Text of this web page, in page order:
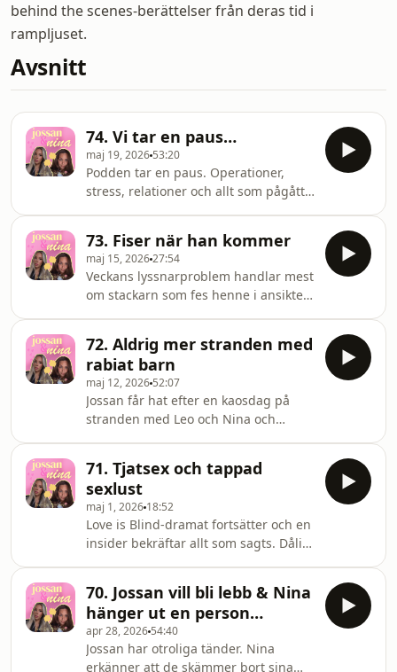
behind the scenes-berättelser från deras tid i
rampljuset.
Avsnitt
74. Vi tar en paus…
maj 19, 2026 53:20
Podden tar en paus. Operationer,
stress, relationer och allt som pågått
bankregler, barn som tar över hela
sängen och lyckan i att få sova ostört
en hel natt.Dessutom: en obehaglig
restaurangkväll som slutar i
ambulans, Smirnoff Ice-nostalgi,
kepsar från Ralph Lauren, Eurovision-
besvikelse, minipiller, dåliga läkare,
shoppin
73. Fiser när han kommer
maj 15, 202627:54
Veckans lyssnarproblem handlar mest
om stackarn som fes henne i ansiktet
smygfisar under sex och varför vissa
relationer aldrig överlever ett magras.
Dessutom: Göteborgs-“gumman”,
otrohetsanklagelser,
aggressionsproblem,
laktosmardrömmar och varför äldre
generationer är livrädda för
kroppsljud. Välkomna!Programledare:
@josep
72. Aldrig mer stranden med
rabiat barn
maj 12, 2026 52:07
Jossan får hat efter en kaosdag på
stranden med Leo och Nina och
Toddler-utbrott, sand överallt, glömda
våtservetter och så lite bajs på
det.Nina berättar om den barnfria
helgen. Pizza i soffan, sovmorgon, öl i
solen och Eurovision utan avbrott. En
erotisk fantasy för småbarnsföräldrar.
Dessutom: inställda dejter som blev
av
71. Tjatsex och tappad
sexlust
maj 1, 2026 18:52
Love is Blind-dramat fortsätter och en
insider bekräftar allt som sagts. Dåligt
och en intensiv småbarnsperiod. En
man som blir sur vid ett nej.
Hormoner, utmattning och en kropp
som inte orkar mer. Press,
70. Jossan vill bli lebb & Nina
hänger ut en person…
apr 28, 2026 54:40
Jossan har otroliga tänder. Nina
erkänner att de skämmer bort sina